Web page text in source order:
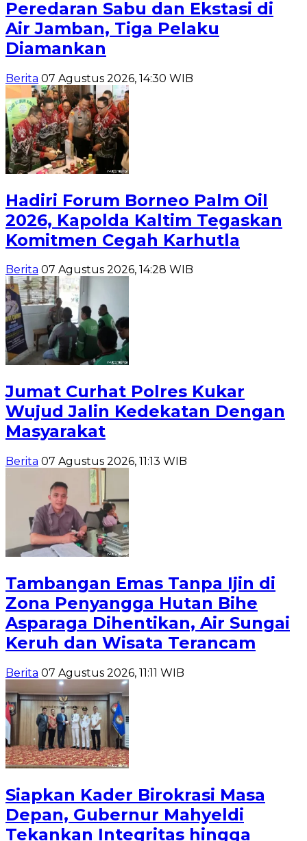
Peredaran Sabu dan Ekstasi di
Air Jamban, Tiga Pelaku
Diamankan
Berita 07 Agustus 2026, 14:30 WIB
Hadiri Forum Borneo Palm Oil
2026, Kapolda Kaltim Tegaskan
Komitmen Cegah Karhutla
Berita 07 Agustus 2026, 14:28 WIB
Jumat Curhat Polres Kukar
Wujud Jalin Kedekatan Dengan
Masyarakat
Berita 07 Agustus 2026, 11:13 WIB
Tambangan Emas Tanpa Ijin di
Zona Penyangga Hutan Bihe
Asparaga Dihentikan, Air Sungai
Keruh dan Wisata Terancam
Berita 07 Agustus 2026, 11:11 WIB
Siapkan Kader Birokrasi Masa
Depan, Gubernur Mahyeldi
Tekankan Integritas hingga